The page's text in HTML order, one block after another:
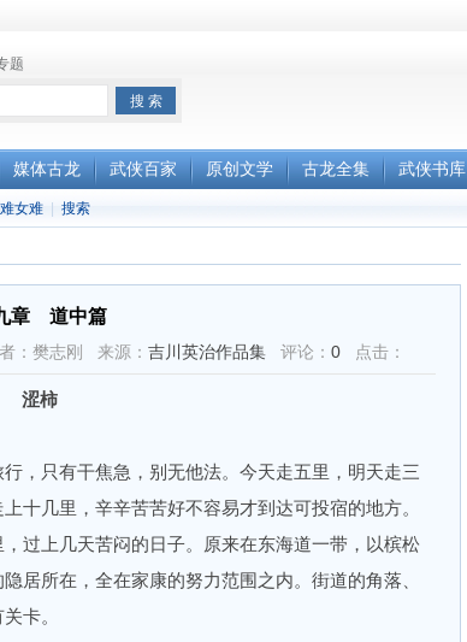
题
媒体古龙 武侠百家 原创文学 古龙全集 武侠书库
女难 搜索
章 道中篇
：樊志刚 来源： 吉川英治作品集 评论： 0 点击：
涩柿
只有干焦急，别无他法。今天走五里，明天走三
十几里，辛辛苦苦好不容易才到达可投宿的地方。
过上几天苦闷的日子。原来在东海道一带，以槟松
居所在，全在家康的努力范围之内。街道的角落、
卡。